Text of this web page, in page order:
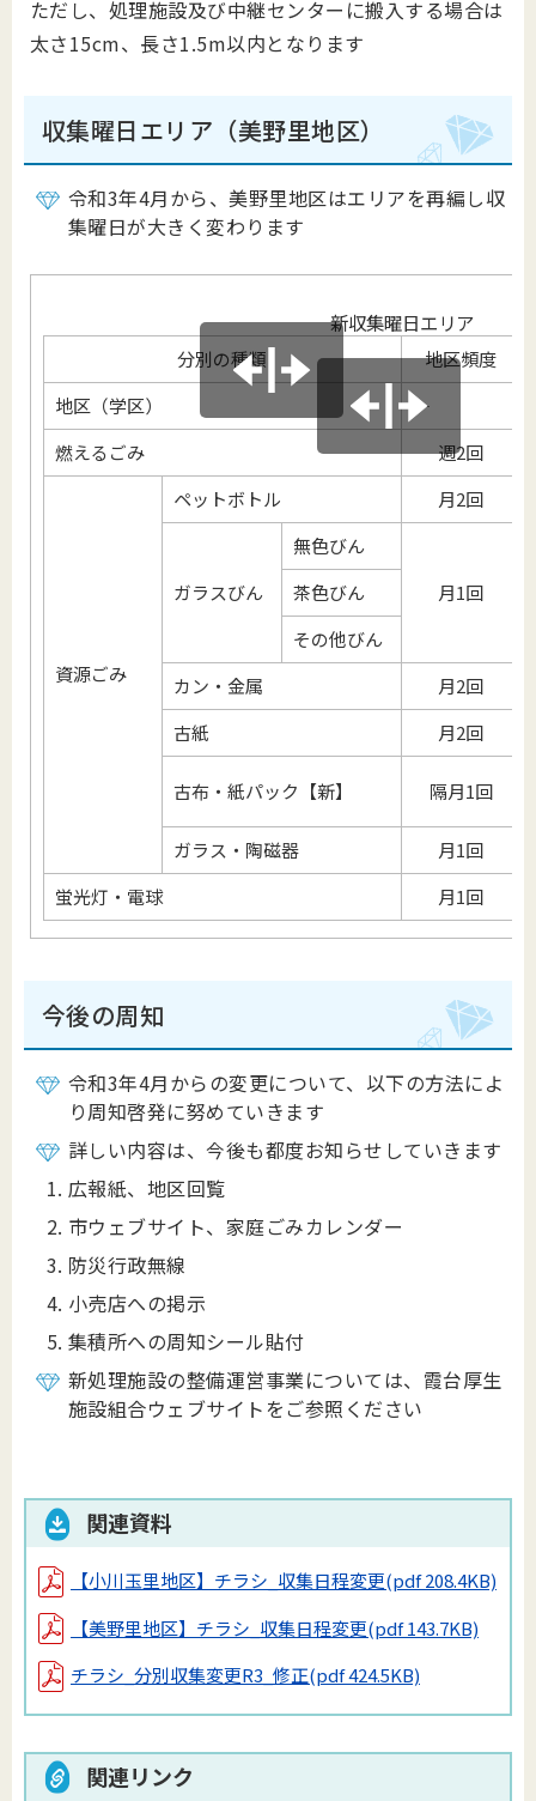
ただし、処理施設及び中継センターに搬入する場合は
太さ15cm、長さ1.5m以内となります
収集曜日エリア（美野里地区）
令和3年4月から、美野里地区はエリアを再編し収
集曜日が大きく変わります
新収集曜日エリア
分別の種類
地区頻度
地区（学区）
―
燃えるごみ
週2回
資源ごみ
ペットボトル 月2回
ガラスびん
無色びん
月1回
茶色びん
その他びん
カン・金属
月2回
古紙
月2回
古布・紙パック【新】 隔月1回
ガラス・陶磁器
月1回
蛍光灯・電球
月1回
今後の周知
令和3年4月からの変更について、以下の方法によ
り周知啓発に努めていきます
詳しい内容は、今後も都度お知らせしていきます
広報紙、地区回覧
市ウェブサイト、家庭ごみカレンダー
防災行政無線
小売店への掲示
集積所への周知シール貼付
新処理施設の整備運営事業については、霞台厚生
施設組合ウェブサイトをご参照ください
関連資料
【小川玉里地区】チラシ_収集日程変更(pdf 208.4KB)
【美野里地区】チラシ_収集日程変更(pdf 143.7KB)
チラシ_分別収集変更R3_修正(pdf 424.5KB)
関連リンク